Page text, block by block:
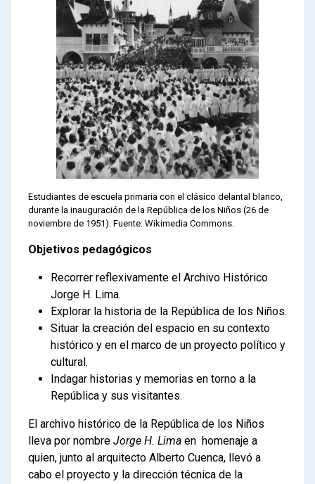
Estudiantes de escuela primaria con el clásico delantal blanco,
durante la inauguración de la República de los Niños (26 de
noviembre de 1951). Fuente: Wikimedia Commons.
Objetivos pedagógicos
Recorrer reflexivamente el Archivo Histórico
Jorge H. Lima.
Explorar la historia de la República de los Niños.
Situar la creación del espacio en su contexto
histórico y en el marco de un proyecto político y
cultural.
Indagar historias y memorias en torno a la
República y sus visitantes.
El archivo histórico de la República de los Niños
lleva por nombre Jorge H. Lima en homenaje a
quien, junto al arquitecto Alberto Cuenca, llevó a
cabo el proyecto y la dirección técnica de la